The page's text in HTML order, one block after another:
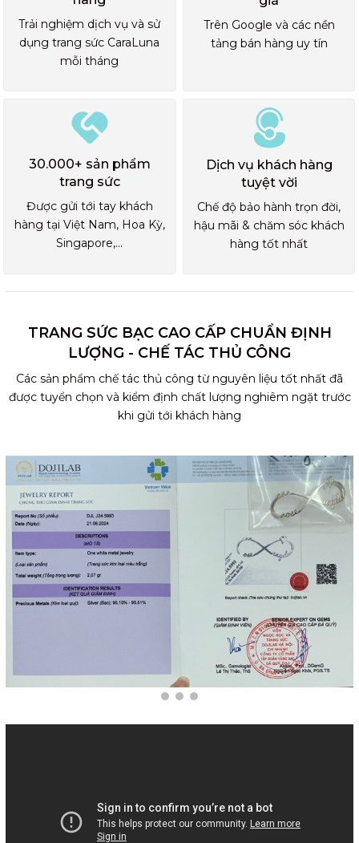
Trải nghiệm dịch vụ và sử
dụng trang sức CaraLuna
mỗi tháng
Trên Google và các nền
tảng bán hàng uy tín
30.000+ sản phẩm
trang sức
Được gửi tới tay khách
hàng tại Việt Nam, Hoa Kỳ,
Singapore,...
Dịch vụ khách hàng
tuyệt vời
Chế độ bảo hành trọn đời,
hậu mãi & chăm sóc khách
hàng tốt nhất
TRANG SỨC BẠC CAO CẤP CHUẨN ĐỊNH
LƯỢNG - CHẾ TÁC THỦ CÔNG
Các sản phẩm chế tác thủ công từ nguyên liệu tốt nhất đã
được tuyển chọn và kiểm định chất lượng nghiêm ngặt trước
khi gửi tới khách hàng